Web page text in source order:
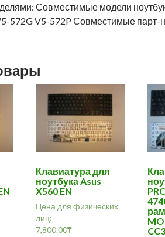
Совместимые модели
572G V5-572P Совместимые парт-
Клавиатура для
ноутбука Asus
X560 EN
Цена для физических
лиц:
7,800.00₸